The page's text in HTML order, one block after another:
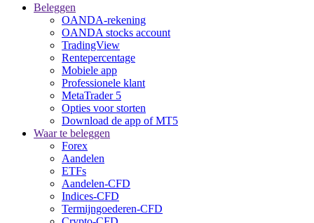
Beleggen
OANDA-rekening
OANDA stocks account
TradingView
Rentepercentage
Mobiele app
Professionele klant
MetaTrader 5
Opties voor storten
Download de app of MT5
Waar te beleggen
Forex
Aandelen
ETFs
Aandelen-CFD
Indices-CFD
Termijngoederen-CFD